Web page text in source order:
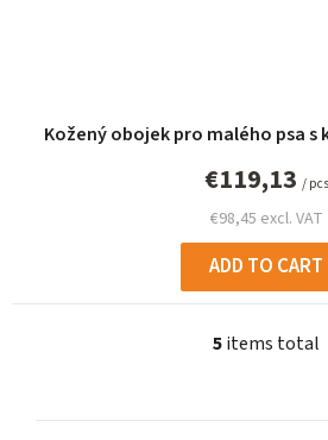
Kožený obojek pro malého psa s
€98,45 excl. VAT
€119,13 / pcs
ADD TO CART
L
s
5items total